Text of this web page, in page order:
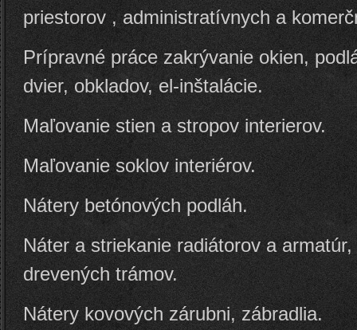
priestorov , administratívnych a
Prípravné práce zakrývanie okien,
dvier, obkladov, el-inštalácie.
Maľovanie stien a stropov interierov.
Maľovanie soklov interiérov.
Nátery betónových podláh.
Náter a striekanie radiátorov a
drevených trámov.
Nátery kovových zárubni, zábradlia.